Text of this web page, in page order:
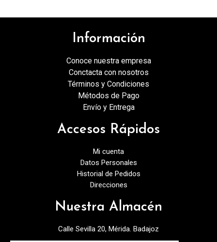
Información
Conoce nuestra empresa
Conctacta con nosotros
Términos y Condiciones
Métodos de Pago
Envío y Entrega
Accesos Rápidos
Mi cuenta
Datos Personales
Historial de Pedidos
Direcciones
Nuestra Almacén
Calle Sevilla 20, Mérida. Badajoz